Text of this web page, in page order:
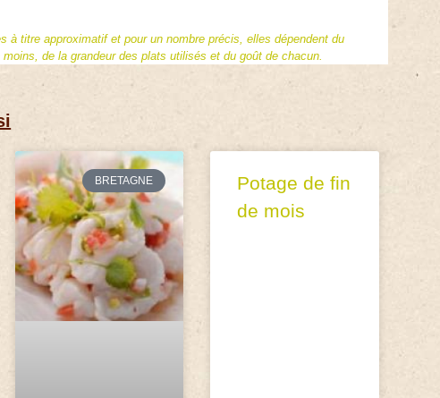
à titre approximatif et pour un nombre précis, elles dépendent du
de la grandeur des plats utilisés et du goût de chacun.
BRETAGNE
Potage de fin
de mois